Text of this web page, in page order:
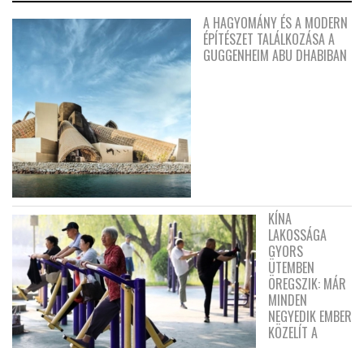
A HAGYOMÁNY ÉS A MODERN
ÉPÍTÉSZET TALÁLKOZÁSA A
GUGGENHEIM ABU DHABIBAN
KÍNA
LAKOSSÁGA
GYORS
ÜTEMBEN
ÖREGSZIK: MÁR
MINDEN
NEGYEDIK EMBER
KÖZELÍT A